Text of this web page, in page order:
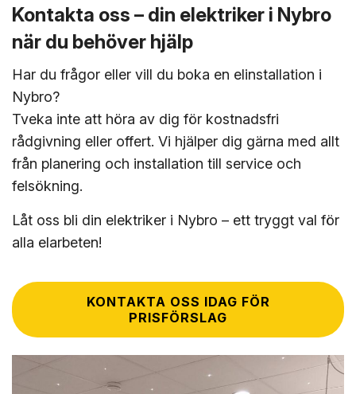
Kontakta oss – din elektriker i Nybro
när du behöver hjälp
Har du frågor eller vill du boka en elinstallation i
Nybro?
Tveka inte att höra av dig för kostnadsfri
rådgivning eller offert. Vi hjälper dig gärna med allt
från planering och installation till service och
felsökning.
Låt oss bli din elektriker i Nybro – ett tryggt val för
alla elarbeten!
KONTAKTA OSS IDAG FÖR
PRISFÖRSLAG